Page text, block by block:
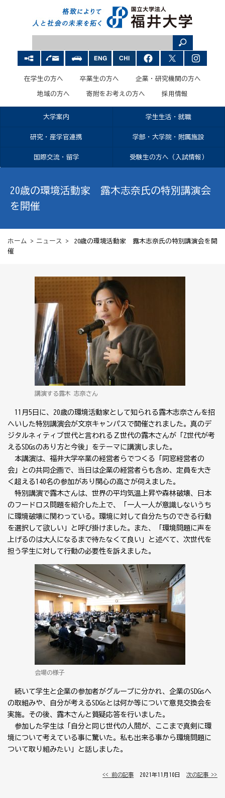
在学生の方へ 卒業生の方へ 企業・研究機関の方へ
地域の方へ 寄附をお考えの方へ 採用情報
大学案内 学生生活・就職
研究・産学官連携 学部・大学院・附属施設
国際交流・留学 受験生の方へ（入試情報）
20歳の環境活動家 露木志奈氏の特別講演会
を開催
ホーム > ニュース
> 20歳の環境活動家 露木志奈氏の特別講演会を開
催
講演する露木 志奈さん
11月5日に、20歳の環境活動家として知られる露木志奈さんを招
へいした特別講演会が文京キャンパスで開催されました。真のデ
ジタルネィティブ世代と言われるＺ世代の露木さんが「Z世代が考
えるSDGsのあり方と今後」をテーマに講演しました。
本講演は、福井大学卒業の経営者らでつくる「同窓経営者の
会」との共同企画で、当日は企業の経営者らも含め、定員を大き
く超える140名の参加があり関心の高さが伺えました。
特別講演で露木さんは、世界の平均気温上昇や森林破壊、日本
のフードロス問題を紹介した上で、「一人一人が意識しないうち
に環境破壊に関わっている。環境に対して自分たちのできる行動
を選択して欲しい」と呼び掛けました。また、「環境問題に声を
上げるのは大人になるまで待たなくて良い」と述べて、次世代を
担う学生に対して行動の必要性を訴えました。
会場の様子
続いて学生と企業の参加者がグループに分かれ、企業のSDGsへ
の取組みや、自分が考えるSDGsとは何か等について意見交換会を
実施。その後、露木さんと質疑応答を行いました。
参加した学生は「自分と同じ世代の人間が、ここまで真剣に環
境について考えている事に驚いた。私も出来る事から環境問題に
ついて取り組みたい」と話しました。
<< 前の記事 │ 2021年11月10日 │次の記事 >>